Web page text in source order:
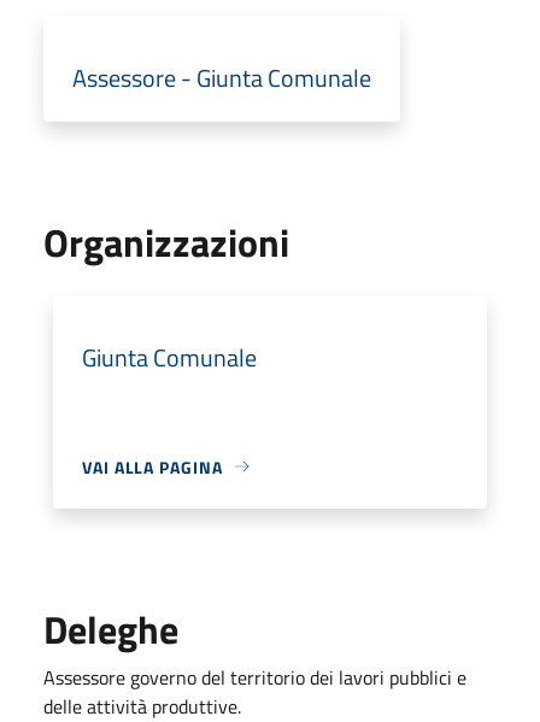
Assessore - Giunta Comunale
Organizzazioni
Giunta Comunale
VAI ALLA PAGINA
Deleghe
Assessore governo del territorio dei lavori pubblici e
delle attività produttive.